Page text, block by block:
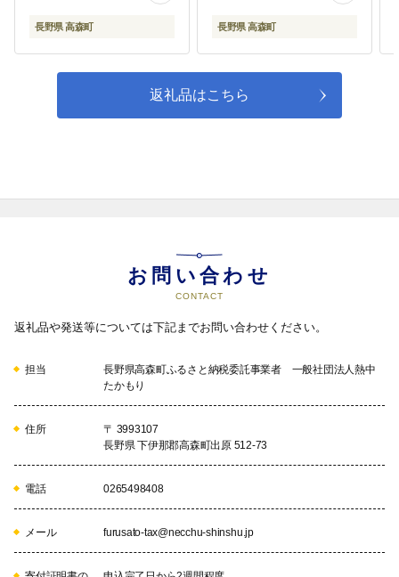
長野県 高森町 長野県 高森町
返礼品はこちら
お問い合わせ
CONTACT
返礼品や発送等については下記までお問い合わせください。
担当
長野県高森町ふるさと納税委託事業者 一般社団法人熱中
たかもり
住所
〒 3993107
長野県 下伊那郡高森町出原 512-73
電話 0265498408
メール furusato-tax@necchu-shinshu.jp